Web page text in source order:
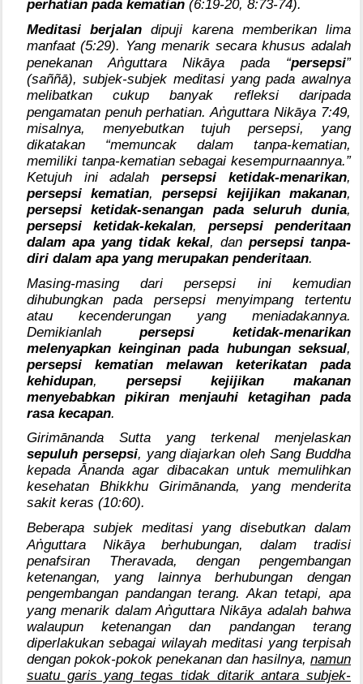
perhatian pada kematian(6:19-20, 8:73-74).
Meditasi berjalan dipuji karena memberikan lima
manfaat (5:29). Yang menarik secara khusus adalah
penekanan Aṅguttara Nikāya pada “persepsi”
(saññā), subjek-subjek meditasi yang pada awalnya
melibatkan cukup banyak refleksi daripada
pengamatan penuh perhatian. Aṅguttara Nikāya 7:49,
misalnya, menyebutkan tujuh persepsi, yang
dikatakan “memuncak dalam tanpa-kematian,
memiliki tanpa-kematian sebagai kesempurnaannya.”
Ketujuh ini adalahpersepsi ketidak-menarikan,
persepsi kematian,persepsi kejijikan makanan,
persepsi ketidak-senangan pada seluruh dunia,
persepsi ketidak-kekalan, persepsi penderitaan
dalam apa yang tidak kekal, dan persepsi tanpa-
diri dalam apa yang merupakan penderitaan.
Masing-masing dari persepsi ini kemudian
dihubungkan pada persepsi menyimpang tertentu
atau kecenderungan yang meniadakannya.
Demikianlah persepsi ketidak-menarikan
melenyapkan keinginan pada hubungan seksual,
persepsi kematian melawan keterikatan pada
kehidupan, persepsi kejijikan makanan
menyebabkan pikiran menjauhi ketagihan pada
rasa kecapan.
Girimānanda Sutta yang terkenal menjelaskan
sepuluh persepsi, yang diajarkan oleh Sang Buddha
kepada Ānanda agar dibacakan untuk memulihkan
kesehatan Bhikkhu Girimānanda, yang menderita
sakit keras (10:60).
Beberapa subjek meditasi yang disebutkan dalam
Aṅguttara Nikāya berhubungan, dalam tradisi
penafsiran Theravada, dengan pengembangan
ketenangan, yang lainnya berhubungan dengan
pengembangan pandangan terang. Akan tetapi, apa
yang menarik dalam Aṅguttara Nikāya adalah bahwa
walaupun ketenangan dan pandangan terang
diperlakukan sebagai wilayah meditasi yang terpisah
dengan pokok-pokok penekanan dan hasilnya, namun
suatu garis yang tegas tidak ditarik antara subjek-